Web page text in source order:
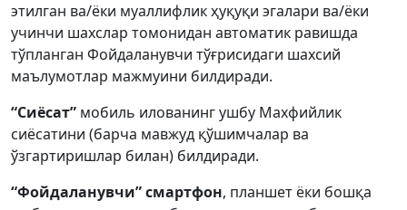
этилган ва/ёки муаллифлик ҳуқуқи эгалари ва/ёки
учинчи шахслар томонидан автоматик равишда
тўпланган Фойдаланувчи тўғрисидаги шахсий
маълумотлар мажмуини билдиради.
“Сиёсат” мобиль илованинг ушбу Махфийлик
сиёсатини (барча мавжуд қўшимчалар ва
ўзгартиришлар билан) билдиради.
“Фойдаланувчи” смартфон, планшет ёки бошқа